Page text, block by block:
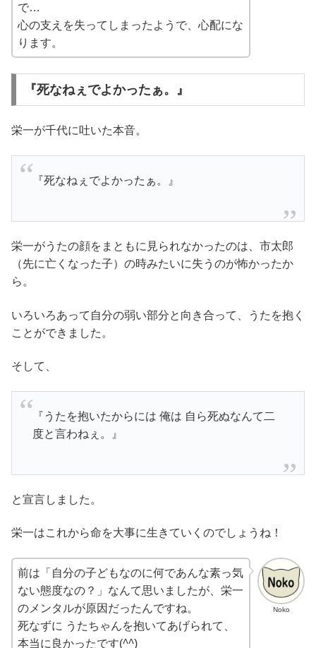
で…
心の支えを失ってしまったようで、心配にな
ります。
『死なねぇでよかったぁ。』
栄一が千代に吐いた本音。
『死なねぇでよかったぁ。』
栄一がうたの顔をまともに見られなかったのは、市太郎
（先に亡くなった子）の時みたいに失うのが怖かったか
ら。
いろいろあって自分の弱い部分と向き合って、うたを抱く
ことができました。
そして、
『うたを抱いたからには 俺は 自ら死ぬなんて二
度と言わねぇ。』
と宣言しました。
栄一はこれから命を大事に生きていくのでしょうね！
Noko
前は「自分の子どもなのに何であんな素っ気
ない態度なの？」なんて思いましたが、栄一
のメンタルが原因だったんですね。
死なずに うたちゃんを抱いてあげられて、
本当に良かったです(^^)